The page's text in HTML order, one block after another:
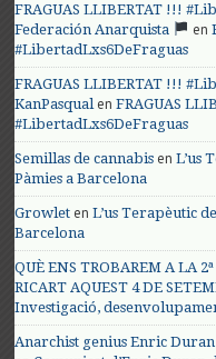
FRAGUAS LLIBERTAT !!!
Federación Anarquista
en
#LibertadLxs6DeFraguas
FRAGUAS LLIBERTAT !!!
KanPasqualenFRAGUAS
#LibertadLxs6DeFraguas
Semillas de cannabis enL’us
Pàmies a Barcelona
Growlet enL’us Terapèutic
Barcelona
QUÈ ENS TROBAREM A LA
RICART AQUEST 4 DE
Investigació,
Anarchist genius Enric